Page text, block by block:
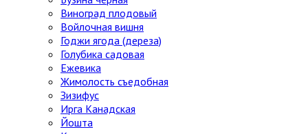
Виноград плодовый
Войлочная вишня
Годжи ягода (дереза)
Голубика садовая
Ежевика
Жимолость съедобная
Зизифус
Ирга Канадская
Йошта